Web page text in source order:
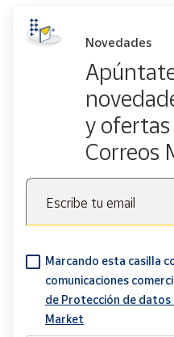
Novedades
y ofertas
Correos
Escribe tu email
Marcando esta casilla
comunicaciones
de Protección de datos
Market